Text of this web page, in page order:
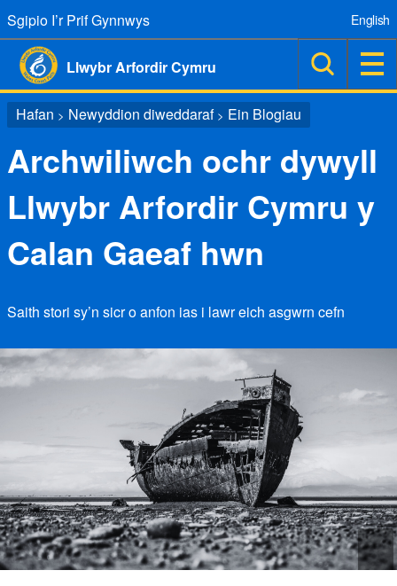
Sgipio I’r Prif Gynnwys
Llwybr Arfordir Cymru
English
Hafan > Newyddion diweddaraf > Ein Blogiau
Archwiliwch ochr dywyll
Llwybr Arfordir Cymru y
Calan Gaeaf hwn
Saith stori sy’n sicr o anfon ias i lawr eich asgwrn cefn